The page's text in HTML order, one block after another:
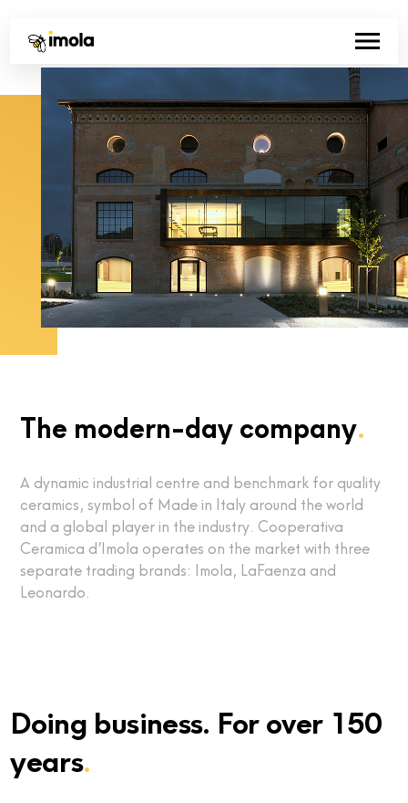
The modern-day company.
A dynamic industrial centre and benchmark for quality
ceramics, symbol of Made in Italy around the world
and a global player in the industry. Cooperativa
Ceramica d’Imola operates on the market with three
separate trading brands: Imola, LaFaenza and
Leonardo.
Doing business. For over 150
years.